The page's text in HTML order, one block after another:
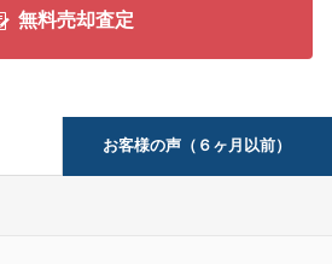
無料売却査定
お客様の声（６ヶ月以前）